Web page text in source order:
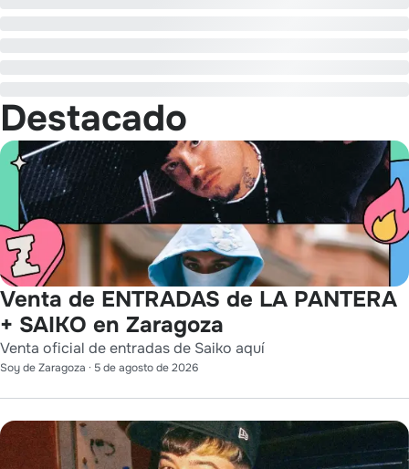
Destacado
Venta de ENTRADAS de LA PANTERA
+ SAIKO en Zaragoza
Venta oficial de entradas de Saiko aquí
Soy de Zaragoza · 5 de agosto de 2026